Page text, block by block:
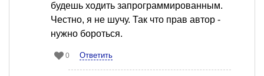
будешь ходить запрограммированным.
Честно, я не шучу. Так что прав автор -
нужно бороться.
0 Ответить